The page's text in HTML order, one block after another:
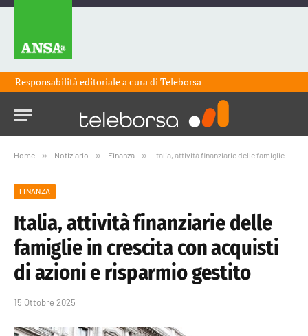
Responsabilità editoriale a cura diTeleborsa
Home » Notiziario » Finanza » Italia, attività finanziarie delle famiglie in crescita con acquisti di azioni e risparmio gestito
FINANZA
Italia, attività finanziarie delle
famiglie in crescita con acquisti
di azioni e risparmio gestito
15 Ottobre 2025